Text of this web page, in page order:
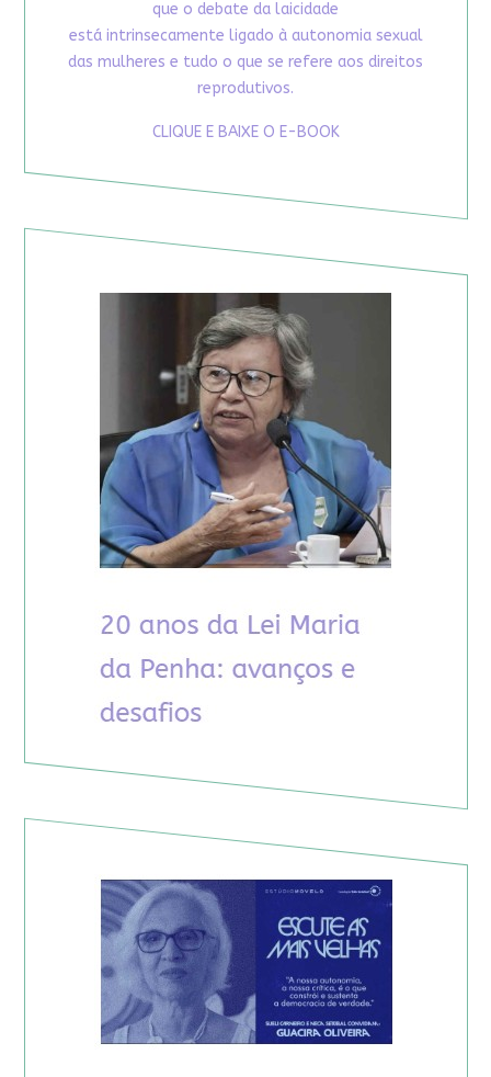
que o debate da laicidade
está intrinsecamente ligado à autonomia sexual
das mulheres e tudo o que se refere aos direitos
reprodutivos.
CLIQUE E BAIXE O E-BOOK